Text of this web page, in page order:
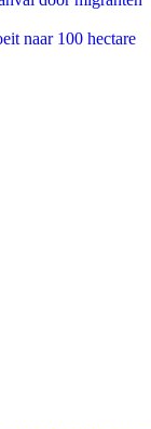
naar 100 hectare